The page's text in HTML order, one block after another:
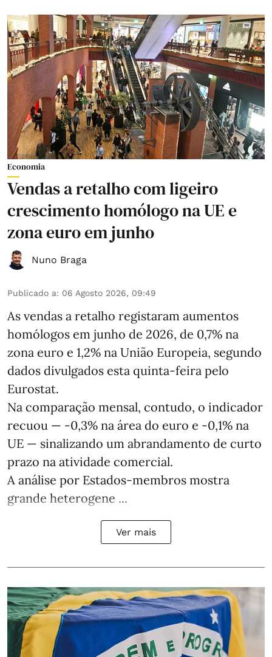
Economia
Vendas a retalho com ligeiro
crescimento homólogo na UE e
zona euro em junho
Nuno Braga
Publicado a: 06 Agosto 2026, 09:49
As vendas a retalho registaram aumentos
homólogos em junho de 2026, de 0,7% na
zona euro e 1,2% na União Europeia, segundo
dados divulgados esta quinta-feira pelo
Eurostat.
Na comparação mensal, contudo, o indicador
recuou — -0,3% na área do euro e -0,1% na
UE — sinalizando um abrandamento de curto
prazo na atividade comercial.
A análise por Estados‑membros mostra
grande heterogene ...
Ver mais